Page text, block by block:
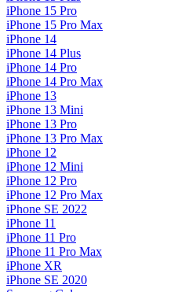
iPhone 15 Pro
iPhone 15 Pro Max
iPhone 14
iPhone 14 Plus
iPhone 14 Pro
iPhone 14 Pro Max
iPhone 13
iPhone 13 Mini
iPhone 13 Pro
iPhone 13 Pro Max
iPhone 12
iPhone 12 Mini
iPhone 12 Pro
iPhone 12 Pro Max
iPhone SE 2022
iPhone 11
iPhone 11 Pro
iPhone 11 Pro Max
iPhone XR
iPhone SE 2020